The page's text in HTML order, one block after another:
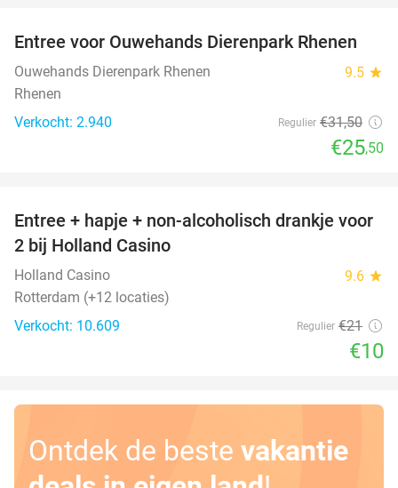
19%
Entree voor Ouwehands Dierenpark Rhenen
Ouwehands Dierenpark Rhenen 9.5 star
Rhenen
Verkocht: 2.940
Regulier €31,50
€25,50
52%
Entree + hapje + non-alcoholisch drankje voor
2 bij Holland Casino
Holland Casino 9.6 star
Rotterdam (+12 locaties)
Verkocht: 10.609
Regulier €21
€10
Ontdek de beste vakantie